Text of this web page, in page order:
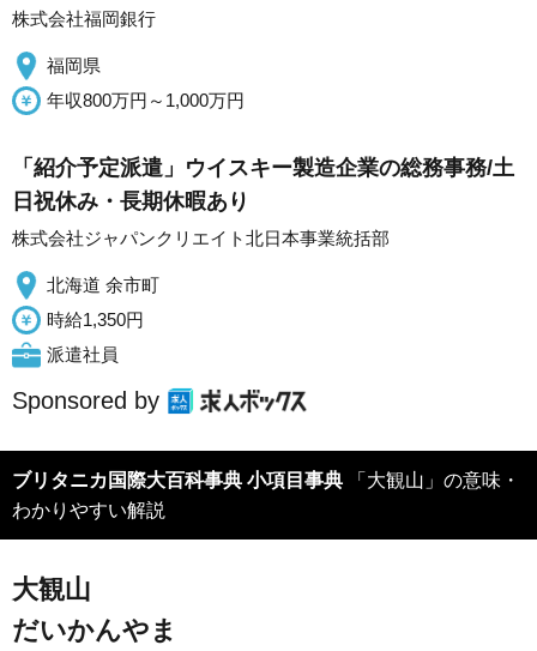
株式会社福岡銀行
福岡県
年収800万円～1,000万円
「紹介予定派遣」ウイスキー製造企業の総務事務/土
日祝休み・長期休暇あり
株式会社ジャパンクリエイト北日本事業統括部
北海道 余市町
時給1,350円
派遣社員
Sponsored by
ブリタニカ国際大百科事典 小項目事典 「大観山」の意味・
わかりやすい解説
大観山
だいかんやま